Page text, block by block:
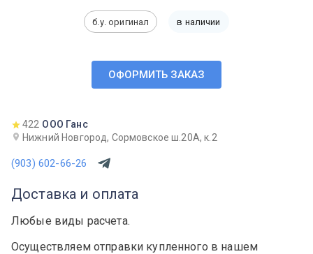
б.у. оригинал в наличии
ОФОРМИТЬ ЗАКАЗ
422 ООО Ганс
Нижний Новгород, Сормовское ш.20А, к.2
(903) 602-66-26
Доставка и оплата
Любые виды расчета.
Осуществляем отправки купленного в нашем